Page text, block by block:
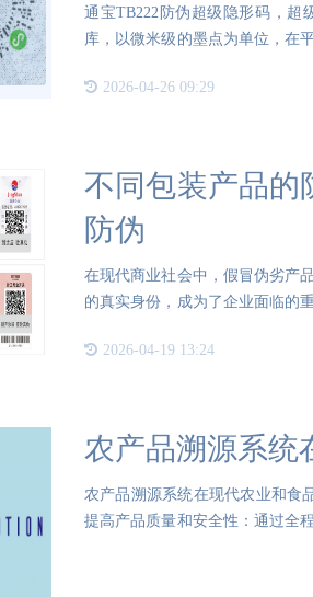
通宝TB222防伪超级隐形码，超
库，以微米级的墨点为单位，在
2026-04-26 09:29
不同包装产品的
防伪
在现代商业社会中，假冒伪劣产
的真实身份，成为了企业面临的
2026-04-19 13:24
农产品溯源系统
农产品溯源系统在现代农业和食
提高产品质量和安全性：通过全